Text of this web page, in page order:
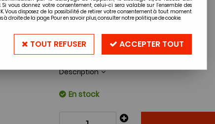
Soyez le premier à donner votre avis !
179,90€TTC
Réf. :CULLMAN390
Description
En stock
vous donnez votre consentement, celui-ci sera valable sur l’ensemble des
Vous disposez de la possibilité de retirer votre consentement à tout moment
droite de la page. Pour en savoir plus, consulter notre politique de cookie.
TOUT REFUSER ACCEPTER TOUT